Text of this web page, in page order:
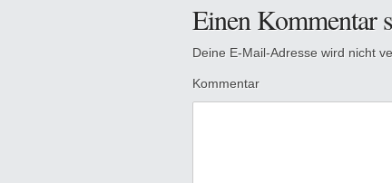
Einen Kommentar
Deine E-Mail-Adresse wird nicht
Kommentar